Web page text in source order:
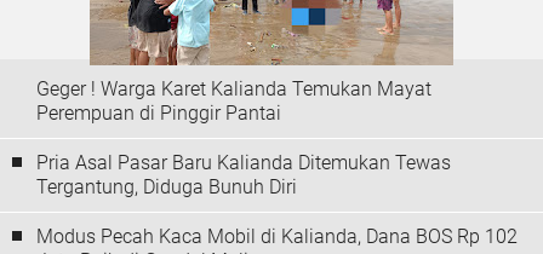
Geger ! Warga Karet Kalianda Temukan Mayat
Perempuan di Pinggir Pantai
Pria Asal Pasar Baru Kalianda Ditemukan Tewas
Tergantung, Diduga Bunuh Diri
Modus Pecah Kaca Mobil di Kalianda, Dana BOS Rp 102